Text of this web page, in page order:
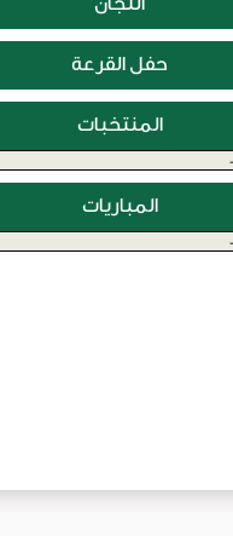
حفل القرعة
المنتخبات
المباريات